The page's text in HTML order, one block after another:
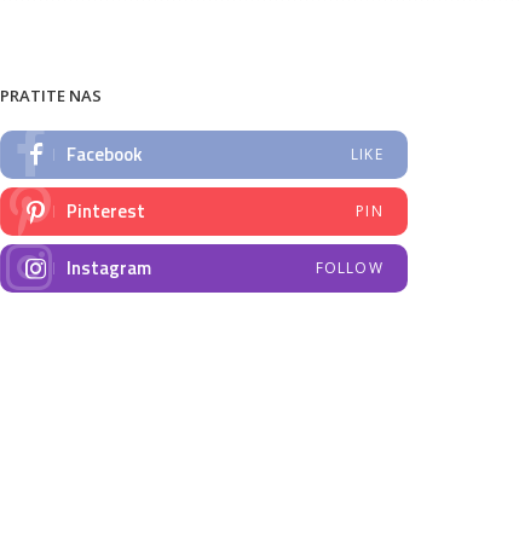
PRATITE NAS
Facebook LIKE
Pinterest PIN
Instagram FOLLOW